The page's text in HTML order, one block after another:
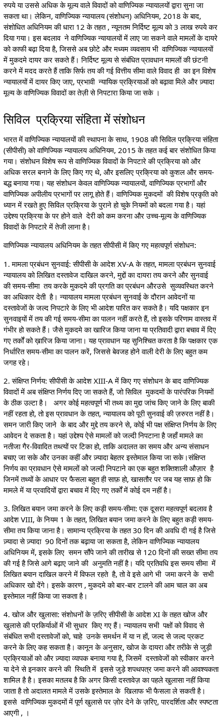
रुपये या उससे अधिक के मूल्य वाले विवादों को वाणिज्यिक न्यायालयों द्वारा सुना जा
सकता था। लेकिन, वाणिज्यिक न्यायालय (संशोधन) अधिनियम, 2018 के बाद,
संशोधित अधिनियम की धारा 12 के तहत , न्यूनतम निर्दिष्ट मूल्य को 3 लाख रुपये कर
दिया गया। इस बदलाव ने वाणिज्यिक न्यायालयों में लाए जा सकने वाले मामलों के दायरे
को काफी बढ़ा दिया है, जिससे अब छोटे और मध्यम व्यवसाय भी वाणिज्यिक न्यायालयों
में मुकदमे दायर कर सकते हैं। निर्दिष्ट मूल्य से संबंधित प्रावधान मामलों की छंटनी
करने में मदद करते हैं ताकि सिर्फ तय की गई वित्तीय सीमा वाले विवाद ही का इन विशेष
न्यायालयों में दायर किए जाए, प्रभावी न्यायिक प्रक्रियाओं को बढ़ावा मिले और ज़्यादा
मूल्य के वाणिज्यिक विवादों का तेज़ी से निपटारा किया जा सके ।
सिविल प्रक्रिया संहिता में संशोधन
भारत में वाणिज्यिक न्यायालयों की स्थापना के साथ, 1908 की सिविल प्रक्रिया संहिता
(सीपीसी) को वाणिज्यिक न्यायालय अधिनियम, 2015 के तहत कई बार संशोधित किया
गया। संशोधन विशेष रूप से वाणिज्यिक विवादों के निपटारे की प्रक्रिया को और
अधिक सरल बनाने के लिए किए गए थे, और इसलिए प्रक्रिया को कुशल और समय-
बद्ध बनाया गया। यह संशोधन केवल वाणिज्यिक न्यायालयों, वाणिज्यिक प्रभागों और
वाणिज्यिक अपीलीय प्रभागों पर लागू होते हैं। वाणिज्यिक मुकदमों की विशेष प्रकृति को
ध्यान में रखते हुए सिविल प्रक्रिया के पुराने हो चुके नियमों को बदला गया है। यहां
उद्देश्य प्रक्रिया के पर होने वाले देरी को कम करना और उच्च-मूल्य के वाणिज्यिक
विवादों के निपटारे में तेजी लाना है।
वाणिज्यिक न्यायालय अधिनियम के तहत सीपीसी में किए गए महत्वपूर्ण संशोधन:
1. मामला प्रबंधन सुनवाई: सीपीसी के आदेश XV-A के तहत, मामला प्रबंधन सुनवाई
न्यायालय को लिखित दस्तावेज दाखिल करने, मुद्दों का दायरा तय करने और सुनवाई
की समय-सीमा तय करके मुकदमे की प्रगति का प्रबंधन औरउसे सुव्यवस्थित करने
का अधिकार देती है। न्यायालय मामला प्रबंधन सुनवाई के दौरान आवेदनों या
दस्तावेजों के जल्द निपटारे के लिए भी आदेश पारित कर सकते है। यदि पक्षकार इन
सुनवाइयों में तय की गई समय-सीमा का पालन नहीं करते हैं, तो इसके परिणाम वास्तव में
गंभीर हो सकते हैं। जैसे मुकदमे का खारिज किया जाना या प्रतिवादी द्वारा बचाव में दिए
गए तर्कों को ख़ारिज किया जाना। यह प्रावधान यह सुनिश्चित करता है कि पक्षकार एक
निर्धारित समय-सीमा का पालन करें, जिससे बेवजह होने वाली देरी के लिए बहुत कम
जगह रहे।
2. संक्षिप्त निर्णय: सीपीसी के आदेश XIII-A में किए गए संशोधन के बाद वाणिज्यिक
विवादों में अब संक्षिप्त निर्णय दिए जा सकते हैं, जो सिविल मुकदमों के पारंपरिक नियमों
के ठीक उल्टा है। अगर कोई महत्वपूर्ण भी तथ्य का मुद्दा जांच किए जाने के लिए बाकी
नहीं रहता हो, तो इस प्रावधान के तहत, न्यायालय को पूरी सुनवाई की ज़रुरत नहीं है।
समन जारी किए जाने के बाद और मुद्दे तय करने से, कोई भी पक्ष संक्षिप्त निर्णय के लिए
आवेदन दे सकता है। यहां उद्देश्य ऐसे मामलों को जल्दी निपटाना है जहाँ मामले का
नतीजा गैर-विवादित तथ्त्यों पर टिका हो, ताकि अदालत का समय और अन्य संसाधन
बचाए जा सके और उनका कहीं और ज़्यादा बेहतर इस्तेमाल किया जा सके।संक्षिप्त
निर्णय का प्रावधान ऐसे मामलों को जल्दी निपटाने का एक बहुत शक्तिशाली औज़ार है
जिनमें तथ्यों के आधार पर फैसला बहुत ही साफ़ हो, खासतौर पर जब यह साफ़ हो कि
मामले में या प्रवादियों द्वारा बचाव में दिए गए तर्कों में कोई दम नहीं है।
3. लिखित बयान जमा करने के लिए कड़ी समय-सीमा: एक दूसरा महत्वपूर्ण बदलाव है
आदेश VIII, के नियम 1 के तहत, लिखित बयान जमा करने के लिए बहुत कड़ी समय-
सीमा तय किया जाना है। सामान्य प्रक्रिया के तहत 30 दिन की अवधि दी गई है जिसे
ज़्यादा से ज़्यादा 90 दिनों तक बढ़ाया जा सकता है, लेकिन वाणिज्यिक न्यायालय
अधिनियम में, इसके लिए समन सौंपे जाने की तारीख से 120 दिनों की सख्त सीमा तय
की गई है जिसे आगे बढ़ाए जाने की अनुमति नहीं है। यदि प्रतिवधि इस समय सीमा में
लिखित बयान दाखिल करने में विफल रहते है, तो वे इसे आगे भी जमा करने के सभी
अधिकार खो देंगे। इसके कारण , मुकदमे को बार-बार टालने की आम चाल का अब
इस्तेमाल नहीं किया जा सकता है।
4. खोज और खुलासा: संशोधनों के ज़रिए सीपीसी के आदेश XI के तहत खोज और
खुलासे की प्रकिर्याओं में भी सुधार किए गए हैं। न्यायालय सभी पक्षों को विवाद से
संबंधित सभी दस्तावेजों को, चाहे उनके समर्थन में या न हों, जल्द से जल्द प्रकट
करने के लिए कह सकता है। कानून के अनुसार, खोज के दायरा और तरीके से जुड़ी
प्रक्रियाओं को और ज़्यादा व्यापक बनाया गया है, जिसमें दस्तावेजों को स्वीकार करने
या देने से इनकार करने की स्थिति में इससे जुड़े शपथपत्र जमा करने की आवश्यकता
शामिल है है। इसका मतलब है कि अगर किसी दस्तावेज़ का पहले खुलासा नहीं किया
जाता है तो अदालत मामले में उसके इस्तेमाल के खिलाफ भी फैसला ले सकती है।
इससे वाणिज्यिक मुकदमों में पूर्ण खुलासे पर ज़ोर देने के ज़रिए, पारदर्शिता और स्पष्टता
आएगी , ।